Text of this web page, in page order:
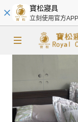
寶松寢具
立刻使用官方APP